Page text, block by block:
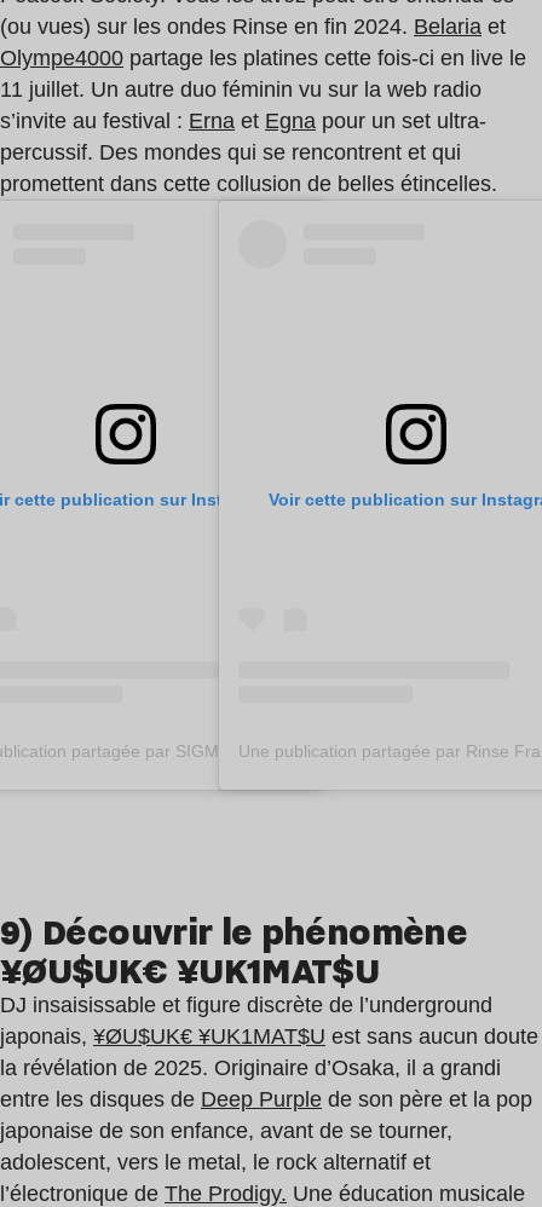
(ou vues) sur les ondes Rinse en fin 2024. Belaria et
Olympe4000 partage les platines cette fois-ci en live le
11 juillet. Un autre duo féminin vu sur la web radio
s’invite au festival : Erna et Egna pour un set ultra-
percussif. Des mondes qui se rencontrent et qui
promettent dans cette collusion de belles étincelles.
cette publication sur Instagram
Une publication partagée par SIGMA (@sigma_wav)
Voir cette publication sur
9) Découvrir le phénomène
¥ØU$UK€ ¥UK1MAT$U
DJ insaisissable et figure discrète de l’underground
japonais, ¥ØU$UK€ ¥UK1MAT$U est sans aucun doute
la révélation de 2025. Originaire d’Osaka, il a grandi
entre les disques de Deep Purple de son père et la pop
japonaise de son enfance, avant de se tourner,
adolescent, vers le metal, le rock alternatif et
l’électronique de The Prodigy. Une éducation musicale